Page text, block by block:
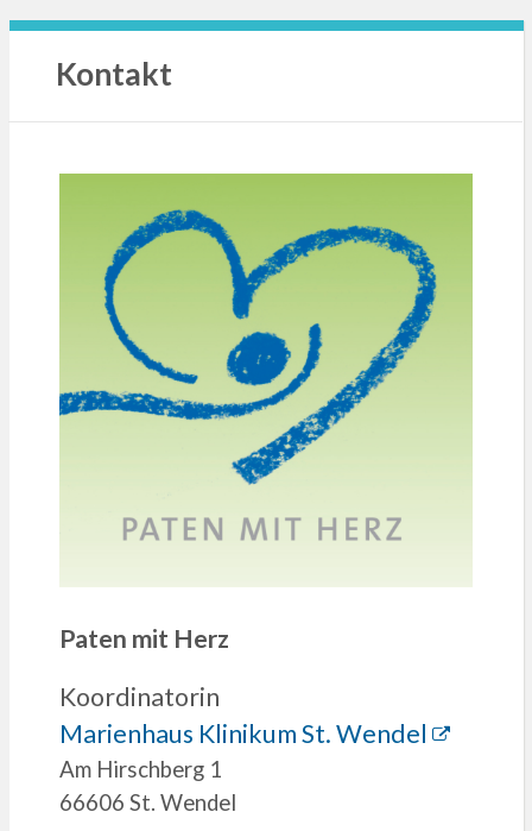
Kontakt
Paten mit Herz
Koordinatorin
Marienhaus Klinikum St. Wendel
Am Hirschberg 1
66606 St. Wendel